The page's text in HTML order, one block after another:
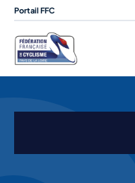
Portail FFC